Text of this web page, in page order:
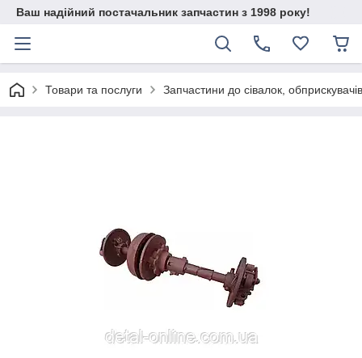
Ваш надійний постачальник запчастин з 1998 року!
Товари та послуги Запчастини до сівалок,